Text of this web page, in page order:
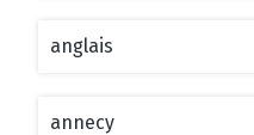
anglais
annecy